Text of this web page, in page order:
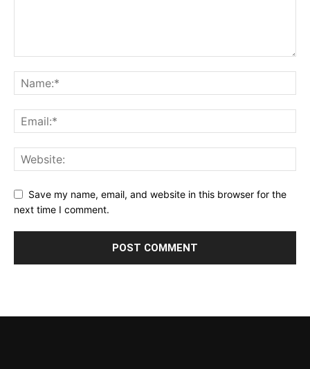
Save my name, email, and website in this browser for the
next time I comment.